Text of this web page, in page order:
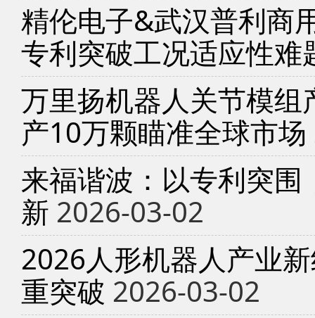
精伦电子&武汉普利商
专利突破工况适应性难
万里扬机器人关节模
产10万颗瞄准全球市场
来福谐波：以专利突
新 2026-03-02
2026人形机器人产业
重突破 2026-03-02